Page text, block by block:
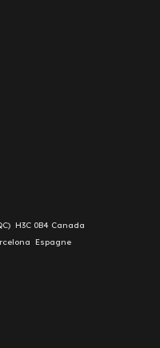
H3C 0B4 Canada
Espagne